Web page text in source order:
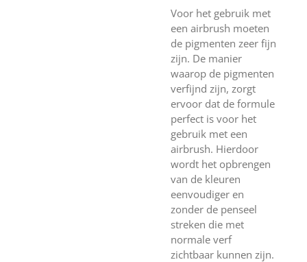
Voor het gebruik met
een airbrush moeten
de pigmenten zeer fijn
zijn. De manier
waarop de pigmenten
verfijnd zijn, zorgt
ervoor dat de formule
perfect is voor het
gebruik met een
airbrush. Hierdoor
wordt het opbrengen
van de kleuren
eenvoudiger en
zonder de penseel
streken die met
normale verf
zichtbaar kunnen zijn.